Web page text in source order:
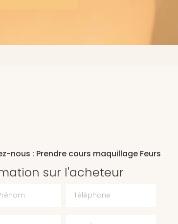
nous : Prendre cours maquillage Feurs
sur l'acheteur